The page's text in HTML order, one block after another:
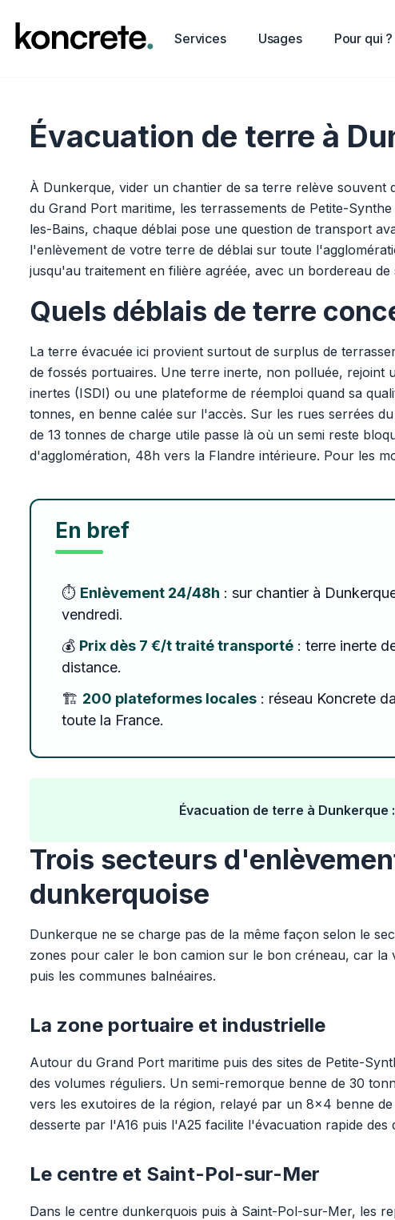
Services Usages Pour qui ?
Évacuation de terre à
À Dunkerque, vider un chantier de sa terre relève souvent
du Grand Port maritime, les terrassements de Petite-
les-Bains, chaque déblai pose une question de transport
l'enlèvement de votre terre de déblai sur toute
jusqu'au traitement en filière agréée, avec un bordereau
Quels déblais de terre
La terre évacuée ici provient surtout de surplus de
de fossés portuaires. Une terre inerte, non polluée, rejoint
inertes (ISDI) ou une plateforme de réemploi quand sa
tonnes, en benne calée sur l'accès. Sur les rues serrées
de 13 tonnes de charge utile passe là où un semi reste
d'agglomération, 48h vers la Flandre intérieure. Pour les
En bref
⏱️ Enlèvement 24/48h : sur chantier à
vendredi.
💰 Prix dès 7 €/t traité transporté : terre inerte
distance.
🏗️ 200 plateformes locales : réseau Koncrete
toute la France.
Évacuation de terre à Dunkerque
Trois secteurs
dunkerquoise
Dunkerque ne se charge pas de la même façon selon le
zones pour caler le bon camion sur le bon créneau, car
puis les communes balnéaires.
La zone portuaire et industrielle
Autour du Grand Port maritime puis des sites de Petite-
des volumes réguliers. Un semi-remorque benne de 30
vers les exutoires de la région, relayé par un 8x4 benne
desserte par l'A16 puis l'A25 facilite l'évacuation rapide des
Le centre et Saint-Pol-sur-Mer
Dans le centre dunkerquois puis à Saint-Pol-sur-Mer, les